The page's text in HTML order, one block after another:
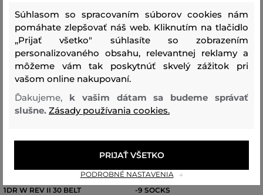
OPASOK DIESEL OVAL D LOGO B-
1DR W REV II 30 BELT
PONOŽKY DIESEL SKM-D-ANKLE
-9 SOCKS
Súhlasom so spracovaním súborov cookies nám
pomáhate zlepšovať náš web. Kliknutím na tlačidlo
„Prijať všetko" súhlasíte so zobrazením
personalizovaného obsahu, relevantnej reklamy a
môžeme vám tak poskytnúť skvelý zážitok pri
vašom online nakupovaní.
Ďakujeme, k vašim dátam sa budeme správať
slušne. Zásady používania cookies.
PODROBNÉ NASTAVENIA
PRIJAŤ VŠETKO